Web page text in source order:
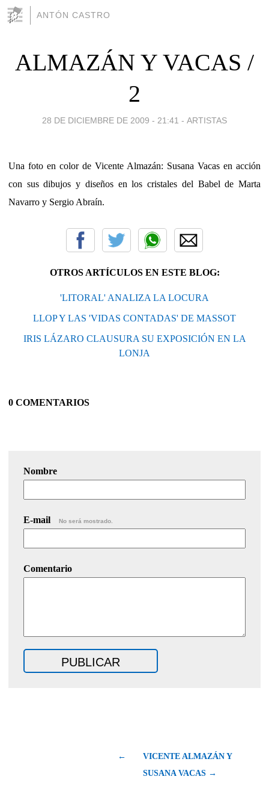
ANTÓN CASTRO
ALMAZÁN Y VACAS /
2
28 DE DICIEMBRE DE 2009 - 21:41 - ARTISTAS
Una foto en color de Vicente Almazán: Susana Vacas en acción
con sus dibujos y diseños en los cristales del Babel de Marta
Navarro y Sergio Abraín.
OTROS ARTÍCULOS EN ESTE BLOG:
'LITORAL' ANALIZA LA LOCURA
LLOP Y LAS 'VIDAS CONTADAS' DE MASSOT
IRIS LÁZARO CLAUSURA SU EXPOSICIÓN EN LA
LONJA
0 COMENTARIOS
Nombre
E-mail No será mostrado.
Comentario
←
VICENTE ALMAZÁN Y
SUSANA VACAS →